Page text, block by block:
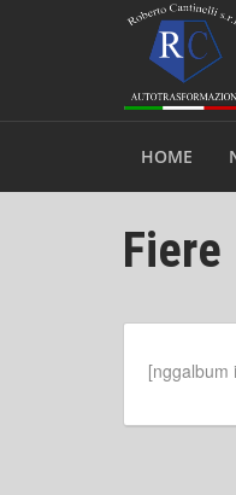
HOME
Fiere
[nggalbum